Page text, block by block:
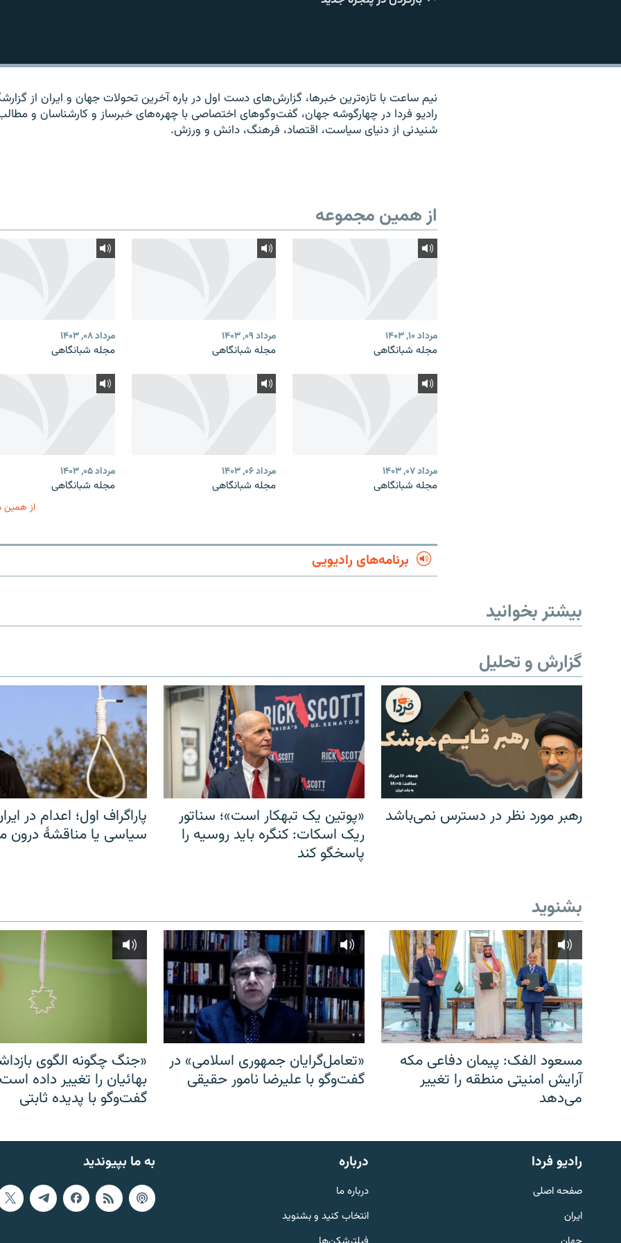
English
به ما بپیوندید
نیم ساعت با تازه‌ترین خبرها، گزارش‌های دست اول در باره آخرین تحولات جهان و ایران از
رادیو فردا در چهارگوشه جهان، گفت‌وگوهای اختصاصی با چهره‌های خبرساز و کارشناسان و
شنیدنی از دنیای سیاست، اقتصاد، فرهنگ، دانش و ورزش.
از همین مجموعه
مرداد ۱۰, ۱۴۰۳
مجله شبانگاهی
مرداد ۰۹, ۱۴۰۳
مجله شبانگاهی
مرداد ۰۸, ۱۴۰۳
مجله شبانگاهی
مرداد ۰۷, ۱۴۰۳
مجله شبانگاهی
مرداد ۰۶, ۱۴۰۳
مجله شبانگاهی
مرداد ۰۵, ۱۴۰۳
مجله شبانگاهی
از همین
برنامه‌های رادیویی
بیشتر بخوانید
گزارش و تحلیل
رهبر مورد نظر در دسترس نمی‌باشد
«پوتین یک تبهکار است»؛ سناتور
ریک اسکات: کنگره باید روسیه را
پاسخگو کند
پاراگراف اول؛ اعدام در
سیاسی یا مناقشهٔ درون
بشنوید
مسعود الفک: پیمان دفاعی مکه
آرایش امنیتی منطقه را تغییر
می‌دهد
«تعامل‌گرایان جمهوری اسلامی» در
گفت‌وگو با علیرضا نامور حقیقی
«جنگ چگونه الگوی
بهائیان را تغییر داده
گفت‌وگو با پدیده ثابتی
به ما بپیوندید رادیو فردا
صفحه اصلی
ایران
درباره
درباره ما
انتخاب کنید و بشنوید